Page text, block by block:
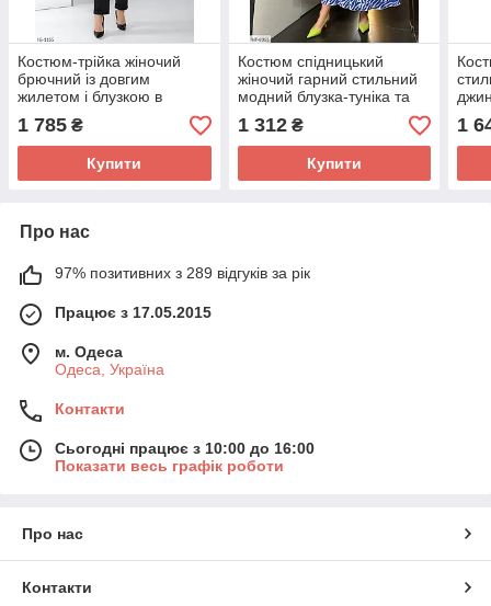
Костюм-трійка жіночий
брючний із довгим
жилетом і блузкою в
діловому класичному стилі
розміри батал
1 785 ₴
Купити
Костюм спідницький
жіночий гарний стильний
модний блузка-туніка та
довга спідниця трапеція
великих розмірів
1 312₴
Купити
1
Про нас
97% позитивних з 289 відгуків за рік
Працює з 17.05.2015
м. Одеса
Одеса, Україна
Контакти
Сьогодні працює з 10:00 до 16:00
Показати весь графік роботи
Про нас
Контакти